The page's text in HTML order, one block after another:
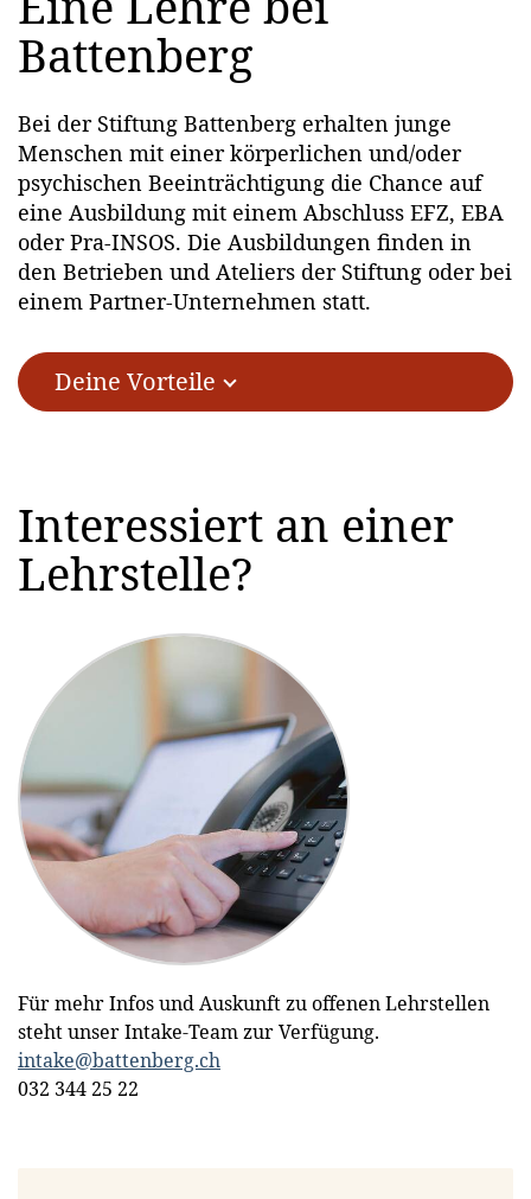
Battenberg
Bei der Stiftung Battenberg erhalten junge
Menschen mit einer körperlichen und/oder
psychischen Beeinträchtigung die Chance auf
eine Ausbildung mit einem Abschluss EFZ, EBA
oder Pra-INSOS. Die Ausbildungen finden in
den Betrieben und Ateliers der Stiftung oder bei
einem Partner-Unternehmen statt.
Deine Vorteile
Verpflegung
– im
Personalrestaurant
geliefert an
Standort
6 Wochen
Ferien
Fitnessraums
Vergünstigung
auf alle
internen
Produkte &
Abonnement
bei
PubliBike
Coachings
und
Interessiert an einer
Lehrstelle?
Für mehr Infos und Auskunft zu offenen Lehrstellen
steht unser Intake-Team zur Verfügung.
intake@battenberg.ch
032 344 25 22